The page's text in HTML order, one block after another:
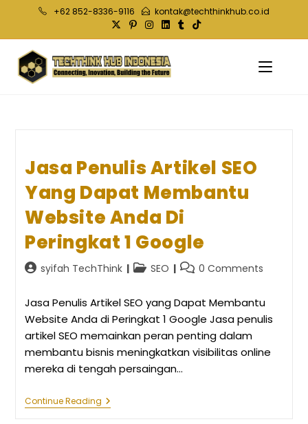
content
+62 852-8336-9116 kontak@techthinkhub.co.id
Jasa Penulis Artikel SEO
Yang Dapat Membantu
Website Anda Di
Peringkat 1 Google
Postsyifah TechThink
PostSEO
Post0 Comments
Jasa Penulis Artikel SEO yang Dapat Membantu
Website Anda di Peringkat 1 Google Jasa penulis
artikel SEO memainkan peran penting dalam
membantu bisnis meningkatkan visibilitas online
mereka di tengah persaingan…
Continue ReadingJasa
Penulis